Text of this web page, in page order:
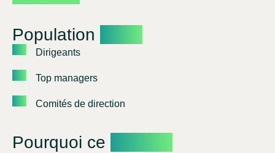
Population
Dirigeants
Top managers
Comités de direction
Pourquoi ce